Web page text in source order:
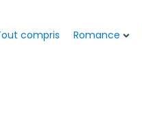
compris Romance